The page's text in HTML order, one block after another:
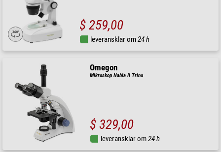
$ 259,00
leveransklar om24 h
Omegon
Mikroskop Nabla II Trino
$ 329,00
leveransklar om24 h